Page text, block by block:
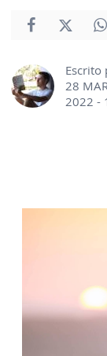
Escrito
28
2022 -